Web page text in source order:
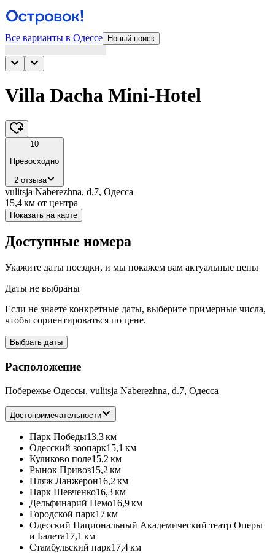
Все варианты в Одессе Новый поиск
Villa Dacha Mini-Hotel
10
Превосходно
2 отзыва
vulitsja Naberezhna, d.7, Одесса
15,4 км от центра
Показать на карте
Доступные номера
Укажите даты поездки, и мы покажем вам актуальные цены
Даты не выбраны
Если не знаете конкретные даты, выберите примерные числа,
чтобы сориентироваться по цене.
Выбрать даты
Расположение
Побережье Одессы, vulitsja Naberezhna, d.7, Одесса
Достопримечательности
Парк Победы13,3 км
Одесский зоопарк15,1 км
Куликово поле15,2 км
Рынок Привоз15,2 км
Пляж Ланжерон16,2 км
Парк Шевченко16,3 км
Дельфинарий Немо16,9 км
Городской парк17 км
Одесский Национальный Академический театр Оперы
и Балета17,1 км
Стамбульский парк17,4 км